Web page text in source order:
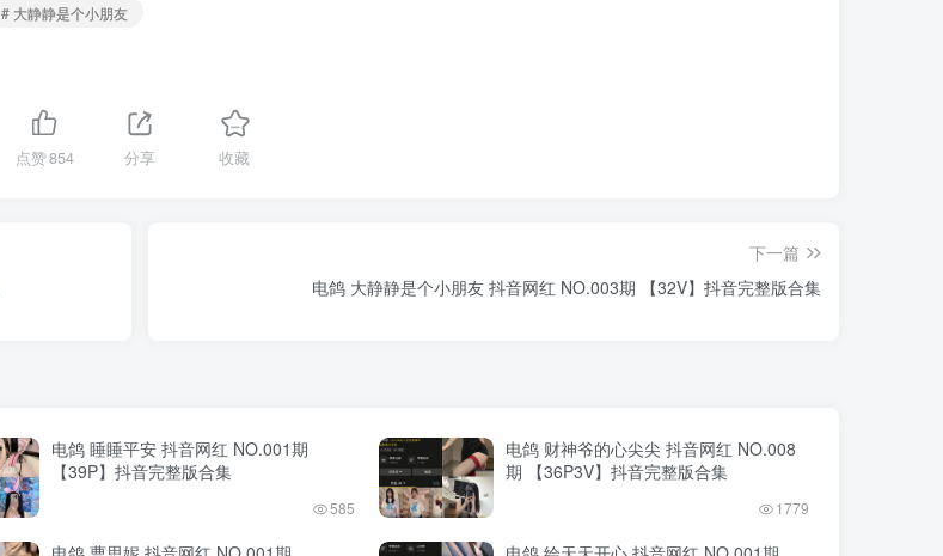
# 大静静是个小朋友
点赞854 分享 收藏
下一篇
电鸽 大静静是个小朋友 抖音网红 NO.003期 【32V】抖音完整版合集
电鸽 睡睡平安 抖音网红 NO.001期
【39P】抖音完整版合集
585
电鸽 财神爷的心尖尖 抖音网红 NO.008
期 【36P3V】抖音完整版合集
1779